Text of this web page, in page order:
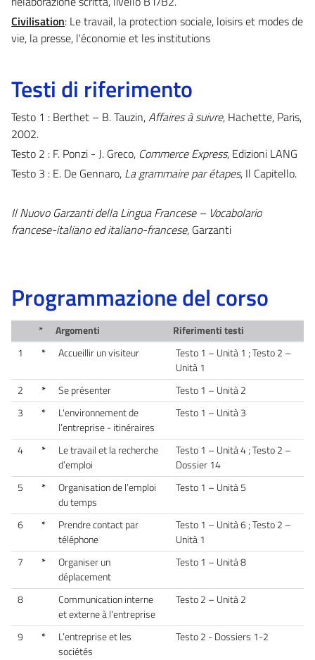
Civilisation: Le travail, la protection sociale, loisirs et modes de
vie, la presse, l'économie et les institutions
Testi di riferimento
Testo 1 : Berthet – B. Tauzin,Affaires à suivre, Hachette, Paris,
2002.
Testo 2 : F. Ponzi - J. Greco, Commerce Express, Edizioni LANG
Testo 3 : E. De Gennaro, La grammaire par étapes, Il Capitello.
Il Nuovo Garzanti della Lingua Francese – Vocabolario
francese-italiano ed italiano-francese, Garzanti
Programmazione del corso
* Argomenti
Riferimenti testi
1
* Accueillir un visiteur
Testo 1 – Unità 1 ; Testo 2 –
Unità 1
2
* Se présenter
Testo 1 – Unità 2
3
*
L'environnement de
l’entreprise - itinéraires
Testo 1 – Unità 3
4 *
Le travail et la recherche
d’emploi
Testo 1 – Unità 4 ; Testo 2 –
Dossier 14
5
*
Organisation de l’emploi
du temps
Testo 1 – Unità 5
6 *
Prendre contact par
téléphone
Testo 1 – Unità 6 ; Testo 2 –
Unità 1
7
*
Organiser un
déplacement
Testo 1 – Unità 8
8
Communication interne
et externe à l'entreprise
Testo 2 – Unità 2
9 *
L’entreprise et les
sociétés
Testo 2 - Dossiers 1-2